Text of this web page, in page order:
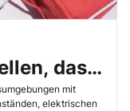
dass
mit
elektrischen